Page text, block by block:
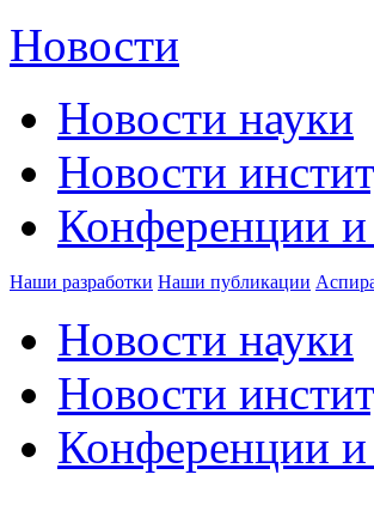
Новости
Новости науки
Новости
Конференции
Наши разработки Наши публикации
Новости науки
Новости
Конференции